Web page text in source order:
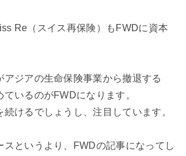
Re（スイス再保険）もFWDに資本
アジアの生命保険事業から撤退する
いるのがFWDになります。
けるでしょうし、注目しています。
スというより、FWDの記事になってし